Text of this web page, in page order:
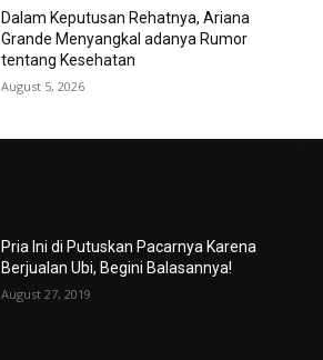
Dalam Keputusan Rehatnya, Ariana
Grande Menyangkal adanya Rumor
tentang Kesehatan
August 5, 2026
Pria Ini di Putuskan Pacarnya Karena
Berjualan Ubi, Begini Balasannya!
August 27, 2019